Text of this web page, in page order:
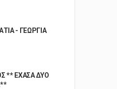
- ΓΕΩΡΓΙΑ
** ΕΧΑΣΑ ΔΥΟ